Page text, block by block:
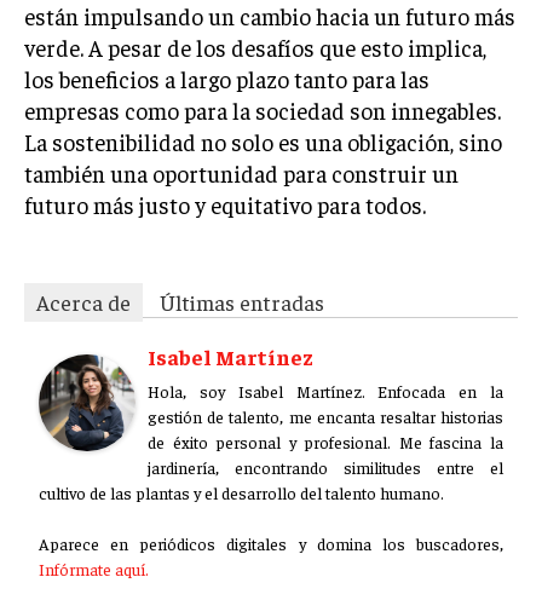
están impulsando un cambio hacia un futuro más
verde. A pesar de los desafíos que esto implica,
los beneficios a largo plazo tanto para las
empresas como para la sociedad son innegables.
La sostenibilidad no solo es una obligación, sino
también una oportunidad para construir un
futuro más justo y equitativo para todos.
Acerca de
Últimas entradas
Isabel Martínez
Hola, soy Isabel Martínez. Enfocada en la
gestión de talento, me encanta resaltar historias
de éxito personal y profesional. Me fascina la
jardinería, encontrando similitudes entre el
cultivo de las plantas y el desarrollo del talento humano.
Aparece en periódicos digitales y domina los buscadores,
Infórmate aquí.